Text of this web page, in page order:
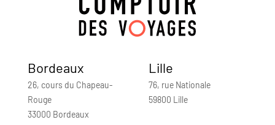
Bordeaux
26, cours du Chapeau-
Rouge
33000 Bordeaux
Lille
76, rue Nationale
59800 Lille